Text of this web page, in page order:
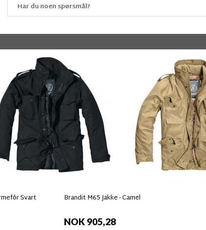
Har du noen spørsmål?
Svart Brandit M65 Jakke - Camel
NOK 905,28